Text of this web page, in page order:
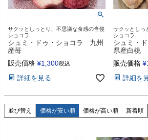
サクッとしっとり、不思議な食感の含侵
ショコラ
シュミ・ドゥ・ショコラ 九州
産苺
販売価格 ¥1,300税込
詳細を見る
サクッとしっ
ショコラ
シュミ・
県産白桃
販売価格 ¥
詳細を
並び替え 価格が安い順 価格が高い順 新着順